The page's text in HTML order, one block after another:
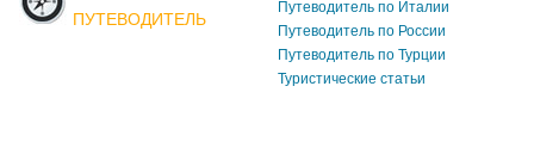
ПУТЕВОДИТЕЛЬ
Путеводитель по Италии
Путеводитель по России
Путеводитель по Турции
Туристические статьи